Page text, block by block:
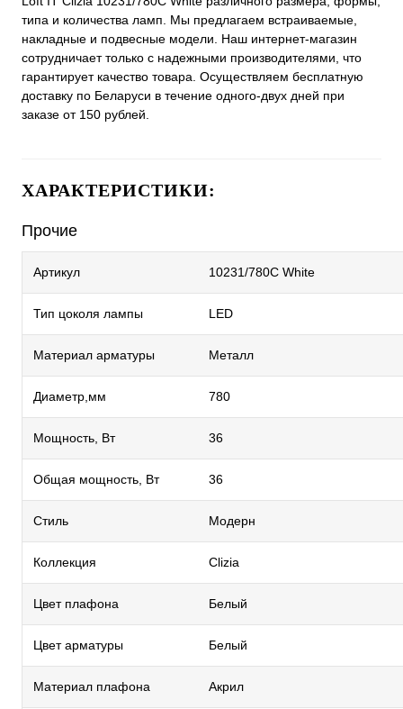
типа и количества ламп. Мы предлагаем встраиваемые,
накладные и подвесные модели. Наш интернет-магазин
сотрудничает только с надежными производителями, что
гарантирует качество товара. Осуществляем бесплатную
доставку по Беларуси в течение одного-двух дней при
заказе от 150 рублей.
ХАРАКТЕРИСТИКИ:
Прочие
Артикул 10231/780C White
Тип цоколя лампы LED
Материал арматуры Металл
Диаметр,мм 780
Мощность, Вт 36
Общая мощность, Вт 36
Стиль Модерн
Коллекция Clizia
Цвет плафона Белый
Цвет арматуры Белый
Материал плафона Акрил